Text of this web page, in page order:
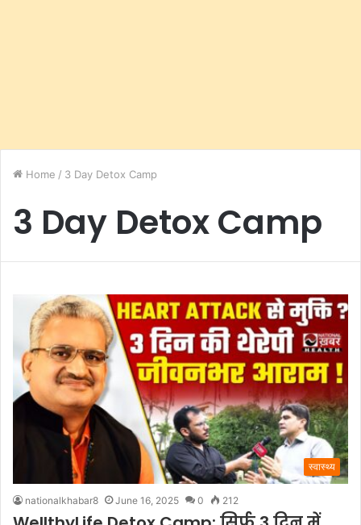
Home / 3 Day Detox Camp
3 Day Detox Camp
स्वास्थ्य
nationalkhabar8 June 16, 2025 0 212